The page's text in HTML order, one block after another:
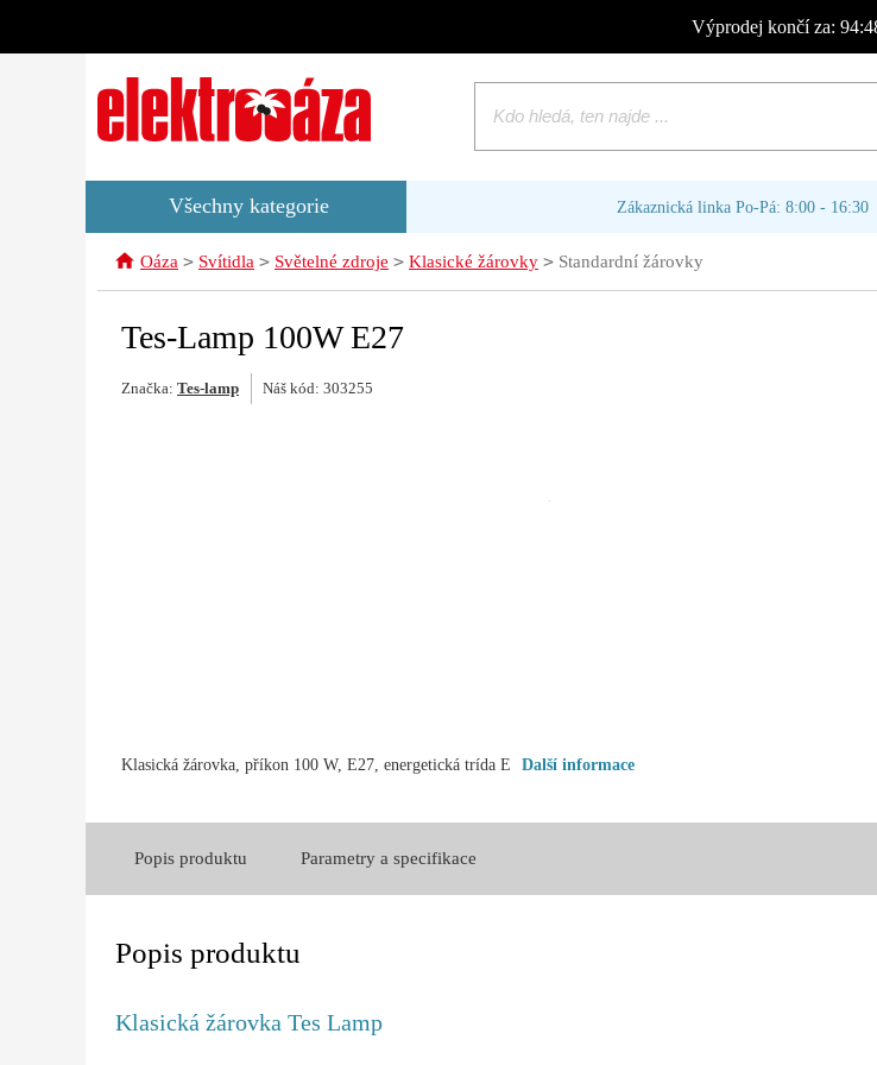
Výprodej končí za:
Všechny kategorie Zákaznická linka Po-Pá: 8:00 - 16:30
Oáza > Svítidla > Světelné zdroje > Klasické žárovky > Standardní žárovky
Tes-Lamp 100W E27
Značka: Tes-lamp Náš kód: 303255
Klasická žárovka, příkon 100 W, E27, energetická trída E Další informace
Popis produktu Parametry a specifikace
Popis produktu
Klasická žárovka Tes Lamp